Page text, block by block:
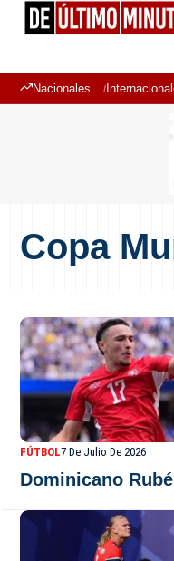
Nacionales
Copa
FÚTBOL7 De Julio De 2026
Dominicano